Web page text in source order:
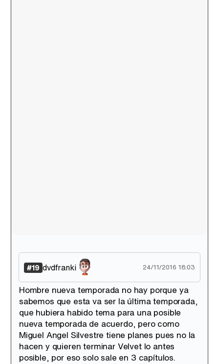
#19 dvdfranki 24/11/2016 18:03
Hombre nueva temporada no hay porque ya
sabemos que esta va ser la última temporada,
que hubiera habido tema para una posible
nueva temporada de acuerdo, pero como
Miguel Angel Silvestre tiene planes pues no la
hacen y quieren terminar Velvet lo antes
posible, por eso solo sale en 3 capítulos.